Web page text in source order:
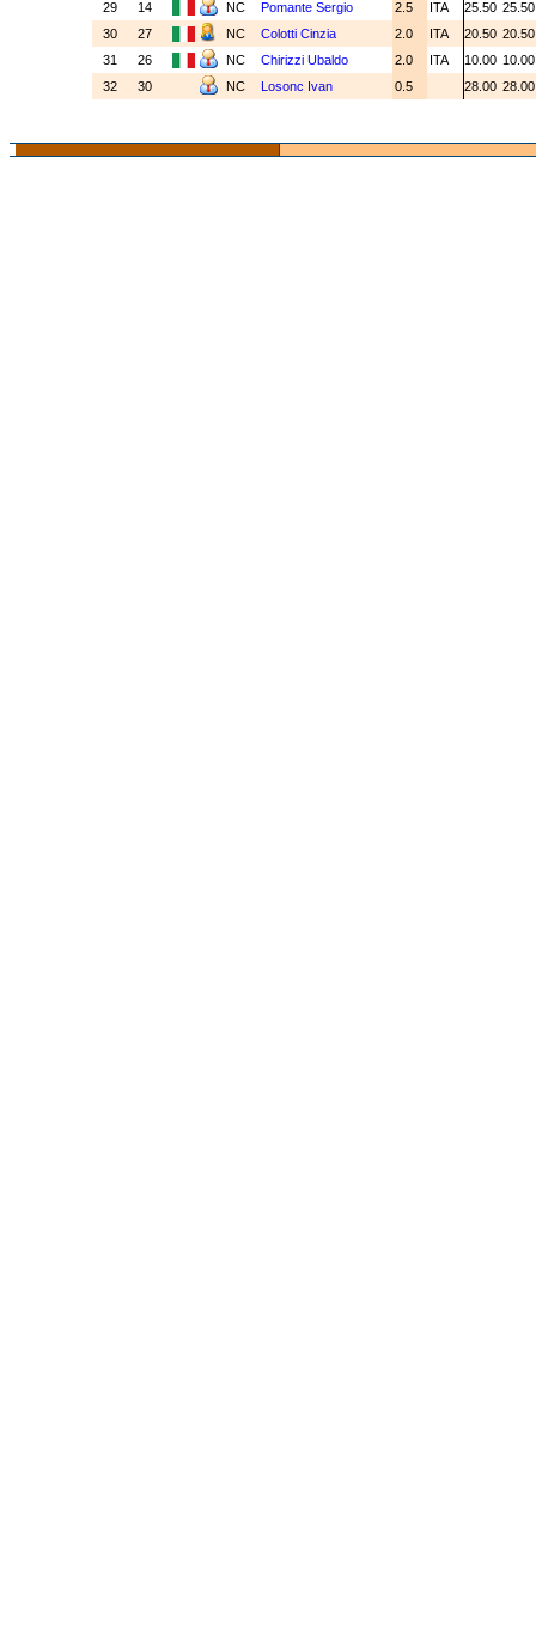
29
14 NC Pomante Sergio 2.5 ITA 25.50
30
27 NC Colotti Cinzia 2.0 ITA 20.50
31
26 NC Chirizzi Ubaldo 2.0 ITA 10.00
32
30 NC Losonc Ivan 0.5 28.00